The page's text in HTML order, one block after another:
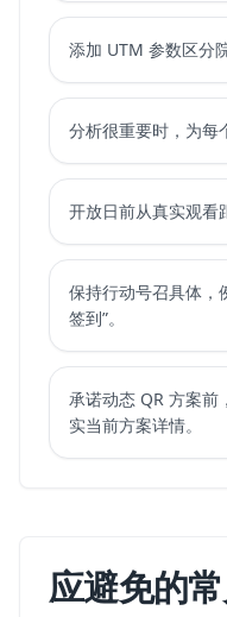
添加 UTM 参数区分
分析很重要时，为每
开放日前从真实观看
保持行动号召具体，
签到”。
承诺动态 QR 方案前
实当前方案详情。
应避免的